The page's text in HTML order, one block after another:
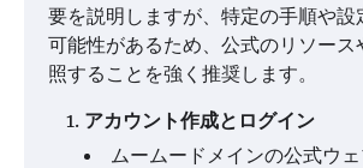
要を説明しますが、特定の手順や設
可能性があるため、公式のリソース
照することを強く推奨します。
アカウント作成とログイン
ムームードメインの公式ウ